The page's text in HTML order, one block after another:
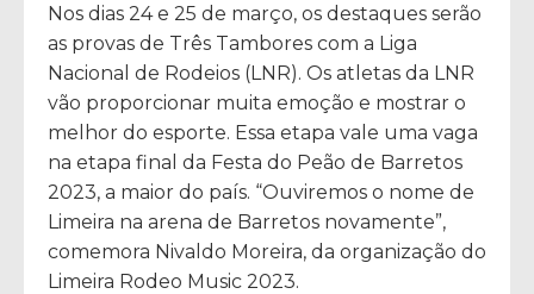
Nos dias 24 e 25 de março, os destaques serão
as provas de Três Tambores com a Liga
Nacional de Rodeios (LNR). Os atletas da LNR
vão proporcionar muita emoção e mostrar o
melhor do esporte. Essa etapa vale uma vaga
na etapa final da Festa do Peão de Barretos
2023, a maior do país. “Ouviremos o nome de
Limeira na arena de Barretos novamente”,
comemora Nivaldo Moreira, da organização do
Limeira Rodeo Music 2023.